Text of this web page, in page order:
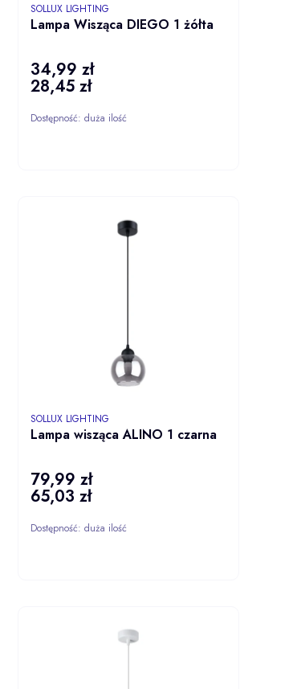
Lampa Wisząca DIEGO 1 żółta
PRODUCENT
SOLLUX LIGHTING
Cena
34,99 zł
Cena
28,45 zł
Dostępność: duża ilość
Lampa wisząca ALINO 1 czarna
PRODUCENT
SOLLUX LIGHTING
Cena
79,99 zł
Cena
65,03 zł
Dostępność: duża ilość